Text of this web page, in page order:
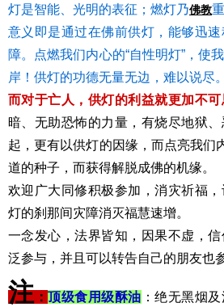
灯是智能、光明的表征；燃灯乃佛教
意义即是通过在佛前供灯，能够迅
障。点燃我们内心的“自性明灯”，使
岸！供灯的功德无量无边，难以说尽。
而对于亡人，供灯的利益就更加不可
暗、无助恐怖的力量，有烧尽地狱
起，更有以供灯的因缘，而点亮我们
道的种子，而获得解脱成佛的机缘。
欢迎广大同修积极参加，消灾祈福
灯的刹那间灾障消灭福慧速增。
一念发心，法界皆知，因果不虚，
泛参与，并且可以转告自己的朋友也
注 ： 顶级食用级酥油 ：绝无黑烟